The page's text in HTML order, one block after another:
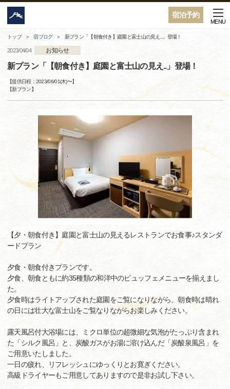
宿泊予約
MENU
トップ 宿ブログ 新プラン「【朝食付き】庭園と富士山の見え..」登場！
2023/04/04 お知らせ
新プラン「【朝食付き】庭園と富士山の見え..」登場！
【提供日程：2023/06/01(木)〜】
【新プラン】
【夕・朝食付き】庭園と富士山の見えるレストランでお食事♪スタンダ
ードプラン
夕食・朝食付きプランです。
夕食、朝食ともに約35種類の和洋中のビュッフェメニューを揃えまし
た。
夕食時はライトアップされた庭園をご覧になりながら、朝食時は晴れ
の日には壮大な富士山をご覧なりながらお楽しみください。
露天風呂付大浴場には、ミクロ単位の超微細な気泡がたっぷり含まれ
た「シルク風呂」と、炭酸ガスがお湯に溶け込んだ「炭酸泉風呂」を
ご用意いたしました。
一日の疲れ、リフレッシュにゆっくりとお寛ぎください。
高級ドライヤーもご用意してありますので是非お試し下さい。